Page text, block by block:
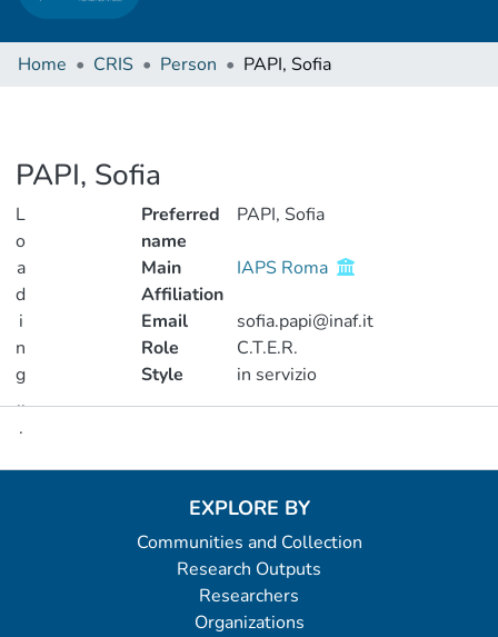
Home CRIS Person PAPI, Sofia
PAPI, Sofia
L
o
a
d
i
n
g
..
.
Loading...
Preferred
name
PAPI, Sofia
Main
Affiliation
IAPS Roma
Email
sofia.papi@inaf.it
Role
C.T.E.R.
Style
in servizio
EXPLORE BY
Communities and Collection
Research Outputs
Researchers
Organizations